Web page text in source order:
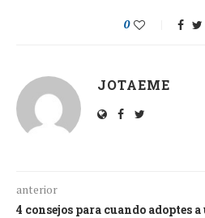
0
JOTAEME
anterior
4 consejos para cuando adoptes